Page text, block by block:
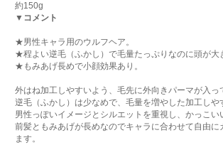
約150g
▼コメント
★男性キャラ用のウルフヘア。
★程よい逆毛（ふかし）で毛量たっぷりなのに頭が大
★もみあげ長めで小顔効果あり。
外はね加工しやすいよう、毛先に外向きパーマが入っ
逆毛（ふかし）は少なめで、毛量を増やした加工しや
男性っぽいイメージとシルエットを重視し、かっこい
前髪ともみあげが長めなのでキャラに合わせて自由に
ます。